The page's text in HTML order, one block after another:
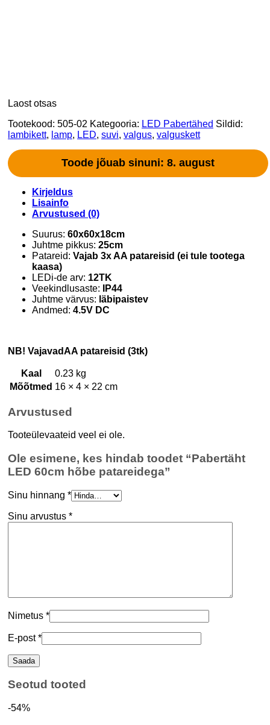
Laost otsas
Tootekood: 505-02 Kategooria: LED Pabertähed Sildid:
lambikett, lamp, LED, suvi, valgus, valguskett
Toode jõuab sinuni: 8. august
Kirjeldus
Lisainfo
Arvustused (0)
Suurus: 60x60x18cm
Juhtme pikkus: 25cm
Patareid: Vajab 3x AA patareisid (ei tule tootega
kaasa)
LEDi-de arv: 12TK
Veekindlusaste: IP44
Juhtme värvus: läbipaistev
Andmed: 4.5V DC
NB! VajavadAA patareisid (3tk)
Kaal
0.23 kg
Mõõtmed 16 × 4 × 22 cm
Arvustused
Tooteülevaateid veel ei ole.
Ole esimene, kes hindab toodet “Pabertäht
LED 60cm hõbe patareidega”
Sinu hinnang *
Sinu arvustus *
Nimetus *
E-post*
Seotud tooted
-54%